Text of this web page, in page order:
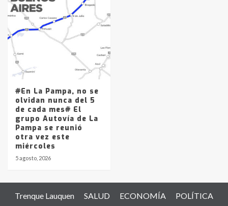
#En La Pampa, no se
olvidan nunca del 5
de cada mes# El
grupo Autovía de La
Pampa se reunió
otra vez este
miércoles
5 agosto, 2026
Trenque Lauquen SALUD ECONOMÍA POLÍTICA